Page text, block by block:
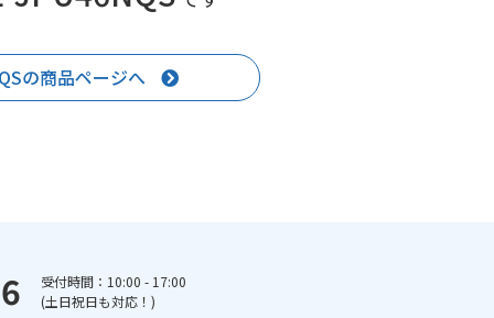
の商品ページへ
受付時間：10:00 - 17:00
(土日祝日も対応！)